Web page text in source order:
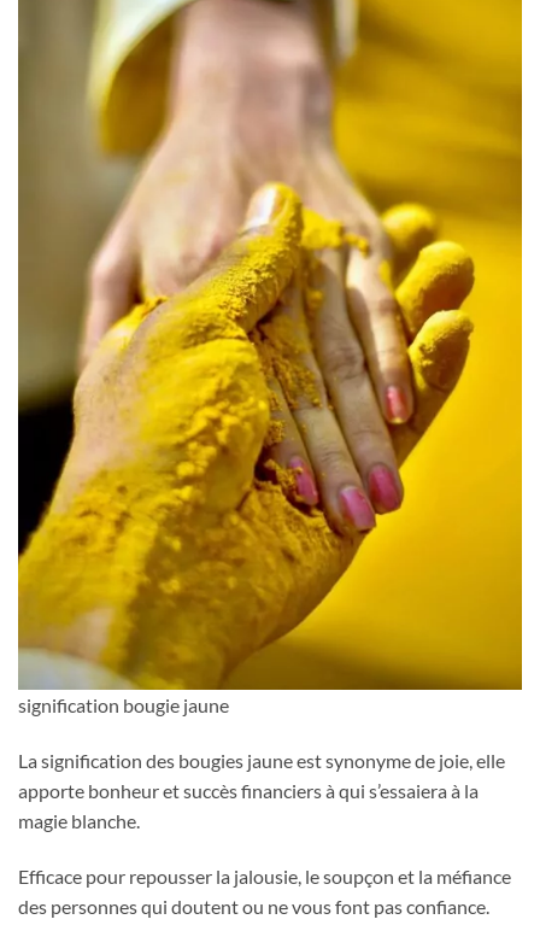
signification bougie jaune
La signification des bougies jaune est synonyme de joie, elle
apporte bonheur et succès financiers à qui s’essaiera à la
magie blanche.
Efficace pour repousser la jalousie, le soupçon et la méfiance
des personnes qui doutent ou ne vous font pas confiance.